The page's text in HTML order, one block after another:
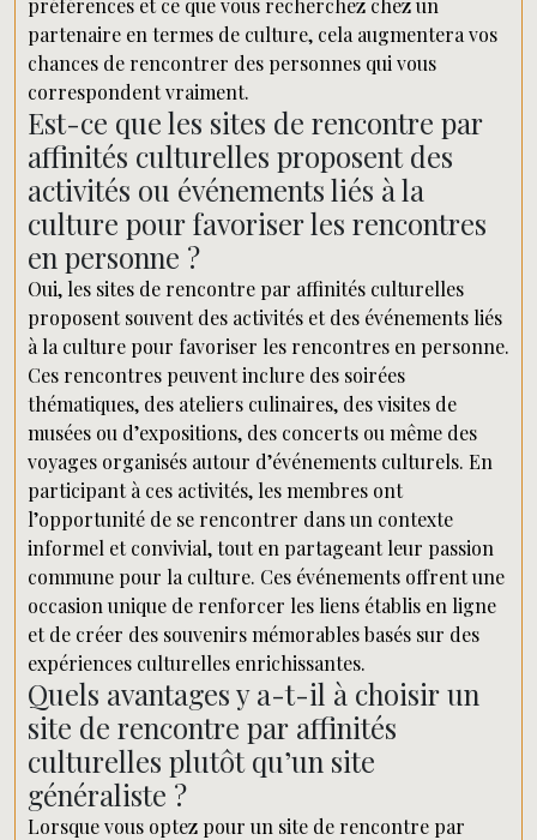
préférences et ce que vous recherchez chez un
partenaire en termes de culture, cela augmentera vos
chances de rencontrer des personnes qui vous
correspondent vraiment.
Est-ce que les sites de rencontre par
affinités culturelles proposent des
activités ou événements liés à la
culture pour favoriser les rencontres
en personne ?
Oui, les sites de rencontre par affinités culturelles
proposent souvent des activités et des événements liés
à la culture pour favoriser les rencontres en personne.
Ces rencontres peuvent inclure des soirées
thématiques, des ateliers culinaires, des visites de
musées ou d’expositions, des concerts ou même des
voyages organisés autour d’événements culturels. En
participant à ces activités, les membres ont
l’opportunité de se rencontrer dans un contexte
informel et convivial, tout en partageant leur passion
commune pour la culture. Ces événements offrent une
occasion unique de renforcer les liens établis en ligne
et de créer des souvenirs mémorables basés sur des
expériences culturelles enrichissantes.
Quels avantages y a-t-il à choisir un
site de rencontre par affinités
culturelles plutôt qu’un site
généraliste ?
Lorsque vous optez pour un site de rencontre par